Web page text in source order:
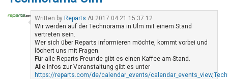
Written by RepartsAt 2017.04.21 15:37:12
Wir werden auf der Technorama in Ulm mit einem Stand
vertreten sein.
Wer sich über Reparts informieren möchte, kommt vorbei und
löchert uns mit Fragen.
Für alle Reparts-Freunde gibt es einen Kaffee am Stand.
Alle Infos zur Veranstaltung gibt es unter
https://reparts.com/de/calendar_events/